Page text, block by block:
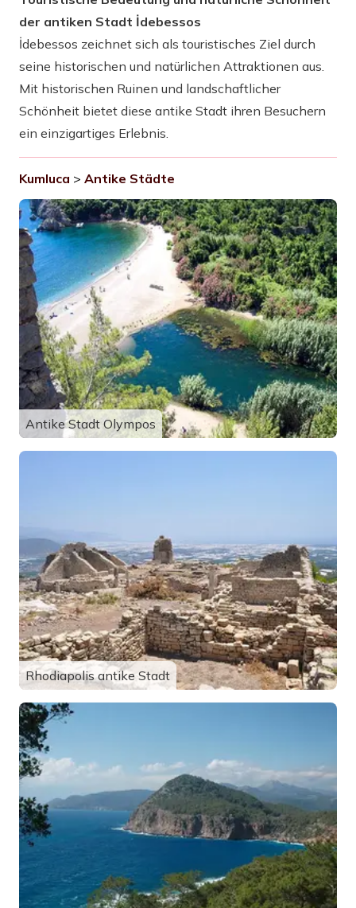
der antiken Stadt İdebessos
İdebessos zeichnet sich als touristisches Ziel durch
seine historischen und natürlichen Attraktionen aus.
Mit historischen Ruinen und landschaftlicher
Schönheit bietet diese antike Stadt ihren Besuchern
ein einzigartiges Erlebnis.
Kumluca > Antike Städte
Antike Stadt Olympos
Rhodiapolis antike Stadt